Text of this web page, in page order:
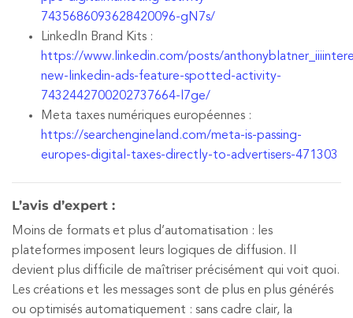
7435686093628420096-gN7s/
LinkedIn Brand Kits :
https://www.linkedin.com/posts/
new-linkedin-ads-feature-spotted-activity-
7432442700202737664-l7ge/
Meta taxes numériques européennes :
https://searchengineland.com/meta-is-passing-
europes-digital-taxes-directly-to-advertisers-471303
L’avis d’expert :
Moins de formats et plus d’automatisation : les
plateformes imposent leurs logiques de diffusion. Il
devient plus difficile de maîtriser précisément qui voit quoi.
Les créations et les messages sont de plus en plus générés
ou optimisés automatiquement : sans cadre clair, la